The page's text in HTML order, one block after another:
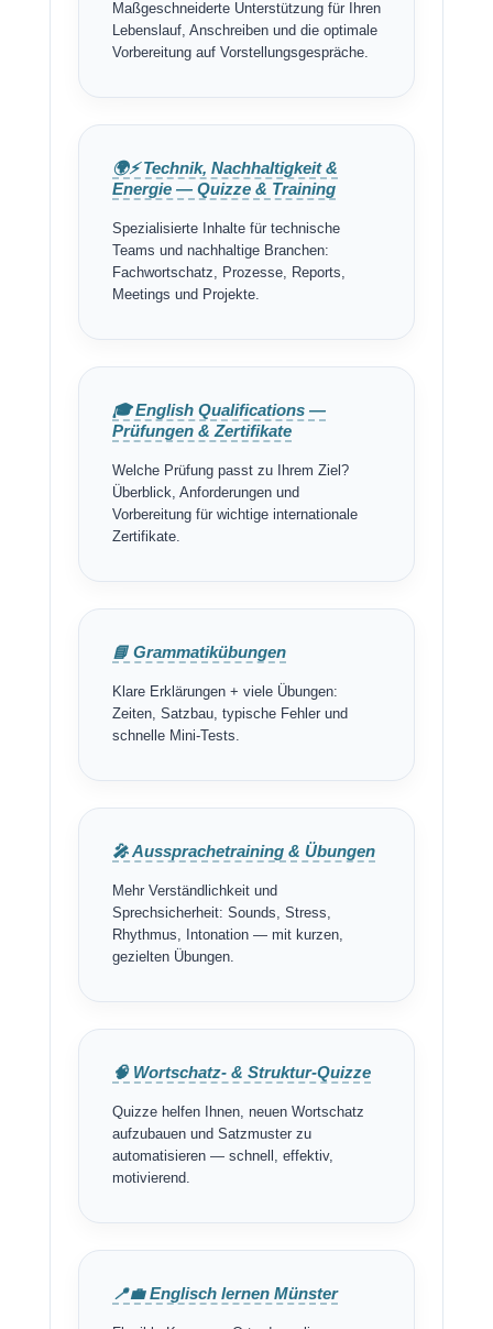
Maßgeschneiderte Unterstützung für Ihren
Lebenslauf, Anschreiben und die optimale
Vorbereitung auf Vorstellungsgespräche.
🌍⚡ Technik, Nachhaltigkeit &
Energie — Quizze & Training
Spezialisierte Inhalte für technische
Teams und nachhaltige Branchen:
Fachwortschatz, Prozesse, Reports,
Meetings und Projekte.
🎓 English Qualifications —
Prüfungen & Zertifikate
Welche Prüfung passt zu Ihrem Ziel?
Überblick, Anforderungen und
Vorbereitung für wichtige internationale
Zertifikate.
📘 Grammatikübungen
Klare Erklärungen + viele Übungen:
Zeiten, Satzbau, typische Fehler und
schnelle Mini-Tests.
🎤 Aussprachetraining & Übungen
Mehr Verständlichkeit und
Sprechsicherheit: Sounds, Stress,
Rhythmus, Intonation — mit kurzen,
gezielten Übungen.
🧠 Wortschatz- & Struktur-Quizze
Quizze helfen Ihnen, neuen Wortschatz
aufzubauen und Satzmuster zu
automatisieren — schnell, effektiv,
motivierend.
📍💼 Englisch lernen Münster